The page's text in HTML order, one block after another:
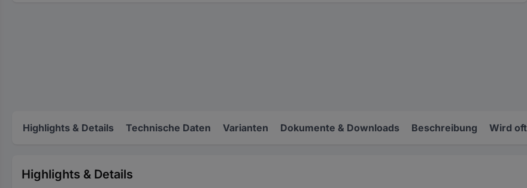
Highlights & Details Technische Daten Varianten Dokumente & Downloads Beschreibung Wird
Highlights & Details